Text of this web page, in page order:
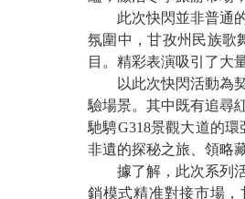
此次快閃並非普通的
氛圍中，甘孜州民族歌
目。精彩表演吸引了大
以此次快閃活動為契
驗場景。其中既有追尋
馳騁G318景觀大道的
非遺的探秘之旅、領略
據了解，此次系列活
銷模式精准對接市場